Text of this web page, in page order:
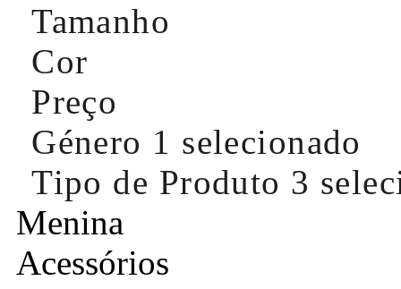
Tamanho
Cor
Preço
Género 1 selecionado
Tipo de Produto 3
Menina
Acessórios